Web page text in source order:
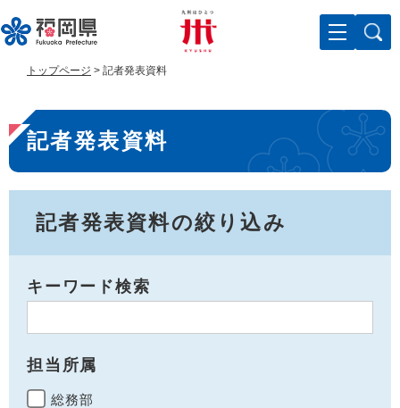
ー
ジ
で
す
ニ
ュ
ば
し
トップページ > 記者発表資料
本
文
記者発表資料
記者発表資料の絞り込み
キーワード検索
担当所属
総務部